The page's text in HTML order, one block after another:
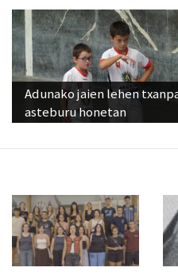
Adunako jaien lehen
asteburu honetan